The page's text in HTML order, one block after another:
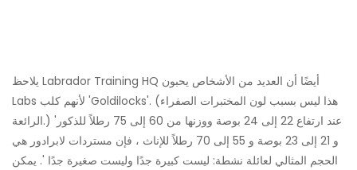
يلاحظ Labrador Training HQ أيضًا أن العديد من الأشخاص يحبون
Labs لأنهم كلب 'Goldilocks'. (هذا ليس بسبب لون المختبرات الصفراء
الرائعة.) 'عند ارتفاع 22 إلى 24 بوصة ووزنها من 60 إلى 75 رطلاً للذكور
و 21 إلى 23 بوصة و 55 إلى 70 رطلاً للإناث ، فإن مستردات لابرادور هي
الحجم المثالي لعائلة نشطة: ليست كبيرة جدًا وليست صغيرة جدًا '. يمكن